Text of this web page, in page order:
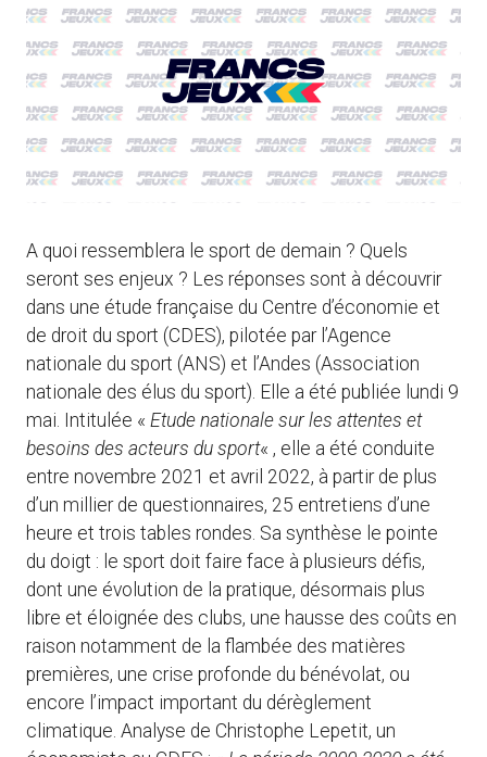
A quoi ressemblera le sport de demain ? Quels
seront ses enjeux ? Les réponses sont à découvrir
dans une étude française du Centre d’économie et
de droit du sport (CDES), pilotée par l’Agence
nationale du sport (ANS) et l’Andes (Association
nationale des élus du sport). Elle a été publiée lundi 9
mai. Intitulée « Etude nationale sur les attentes et
besoins des acteurs du sport« , elle a été conduite
entre novembre 2021 et avril 2022, à partir de plus
d’un millier de questionnaires, 25 entretiens d’une
heure et trois tables rondes. Sa synthèse le pointe
du doigt : le sport doit faire face à plusieurs défis,
dont une évolution de la pratique, désormais plus
libre et éloignée des clubs, une hausse des coûts en
raison notamment de la flambée des matières
premières, une crise profonde du bénévolat, ou
encore l’impact important du dérèglement
climatique. Analyse de Christophe Lepetit, un